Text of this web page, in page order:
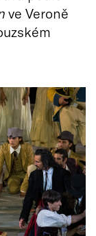
ve Veroně